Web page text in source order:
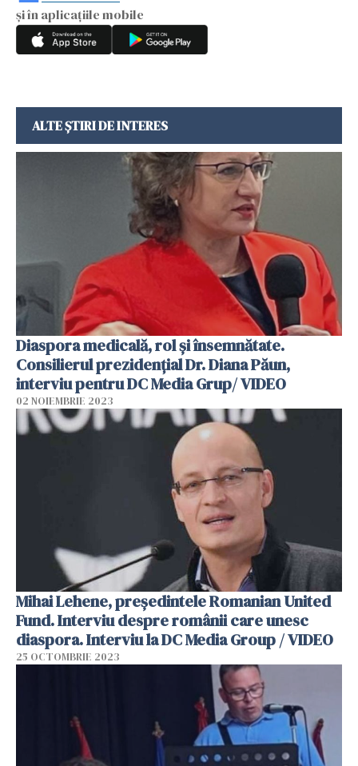
și în aplicațiile mobile
ALTE ȘTIRI DE INTERES
Diaspora medicală, rol și însemnătate.
Consilierul prezidențial Dr. Diana Păun,
interviu pentru DC Media Grup/ VIDEO
02 NOIEMBRIE 2023
Mihai Lehene, președintele Romanian United
Fund. Interviu despre românii care unesc
diaspora. Interviu la DC Media Group / VIDEO
25 OCTOMBRIE 2023